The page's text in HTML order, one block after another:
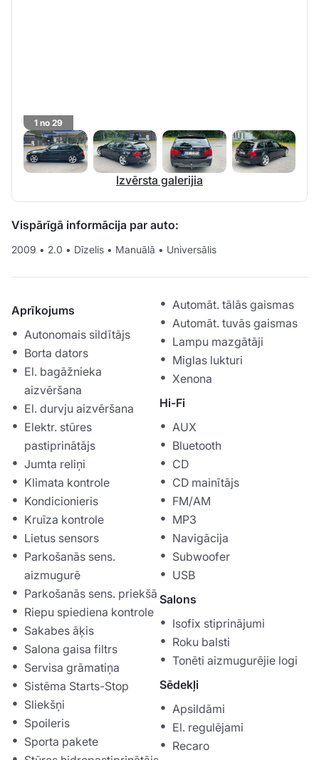
1 no 29
Izvērsta galerijia
Vispārīgā informācija par auto:
2009 • 2.0 • Dīzelis • Manuālā • Universālis
Aprīkojums
Autonomais sildītājs
Borta dators
El. bagāžnieka
aizvēršana
El. durvju aizvēršana
Elektr. stūres
pastiprinātājs
Jumta reliņi
Klimata kontrole
Kondicionieris
Kruīza kontrole
Lietus sensors
Parkošanās sens.
aizmugurē
Parkošanās sens. priekšā
Riepu spiediena kontrole
Sakabes āķis
Salona gaisa filtrs
Servisa grāmatiņa
Sistēma Starts-Stop
Sliekšņi
Spoileris
Sporta pakete
Automāt. tālās gaismas
Automāt. tuvās gaismas
Lampu mazgātāji
Miglas lukturi
Xenona
Hi-Fi
AUX
Bluetooth
CD
CD mainītājs
FM/AM
MP3
Navigācija
Subwoofer
USB
Salons
Isofix stiprinājumi
Roku balsti
Tonēti aizmugurējie logi
Sēdekļi
Apsildāmi
El. regulējami
Recaro